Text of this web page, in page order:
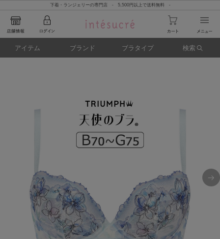
下着・ランジェリーの専門店 - 5,500円以上で送料無料 -
アイテム ブランド ブラタイプ 検索